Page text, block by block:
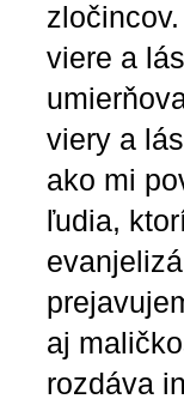
viere a
viery a
ako mi
ľudia,
aj
rozdáva